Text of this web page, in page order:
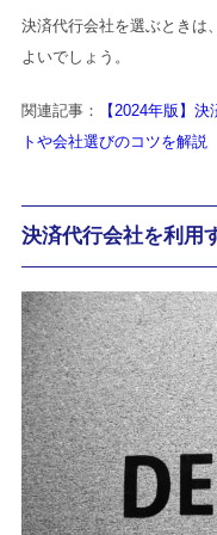
決済代行会社を選ぶときは
よいでしょう。
関連記事：
【2024年版】
トや会社選びのコツを解説
決済代行会社を利用